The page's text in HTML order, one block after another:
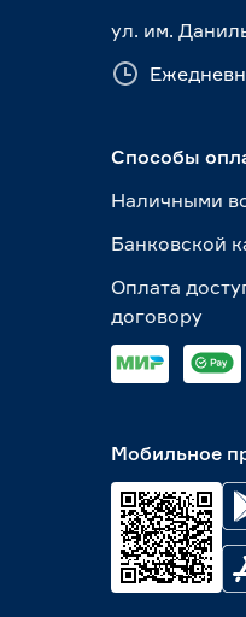
ул. им.
Способы
Наличными
Банковской
Оплата
договору
Мобильное